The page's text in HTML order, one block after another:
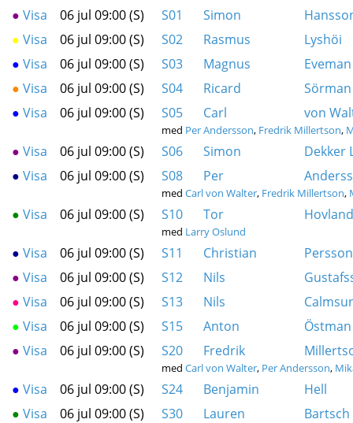
● Visa 06 jul 09:00 (S) S01 Simon
● Visa 06 jul 09:00 (S) S02 Rasmus
Lyshöi
● Visa 06 jul 09:00 (S) S03 Magnus
Eveman
● Visa 06 jul 09:00 (S) S04 Ricard
Sörman
● Visa 06 jul 09:00 (S) S05 Carl von
med Per Andersson, Fredrik Millertson,
● Visa 06 jul 09:00 (S) S06 Simon
Dekker
● Visa 06 jul 09:00 (S) S08 Per
med Carl von Walter, Fredrik Millertson,
● Visa 06 jul 09:00 (S) S10 Tor Hovland
med Larry Oslund
● Visa 06 jul 09:00 (S) S11 Christian
Persson
● Visa 06 jul 09:00 (S) S12 Nils
● Visa 06 jul 09:00 (S) S13 Nils
● Visa 06 jul 09:00 (S) S15 Anton
Östman
● Visa 06 jul 09:00 (S) S20 Fredrik
med Carl von Walter, Per Andersson,
● Visa 06 jul 09:00 (S) S24 Benjamin
Hell
● Visa 06 jul 09:00 (S) S30 Lauren
Bartsch